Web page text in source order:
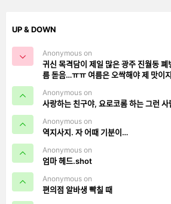
UP & DOWN
Anonymous on
귀신 목격담이 제일 많은 광주
름 돋음…ㅠㅠ 여름은 오싹해야 제
Anonymous on
사랑하는 친구야, 요로코롬 하는 그런
Anonymous on
역지사지. 자 어때 기분이…
Anonymous on
엄마 헤드.shot
Anonymous on
편의점 알바생 빡칠 때